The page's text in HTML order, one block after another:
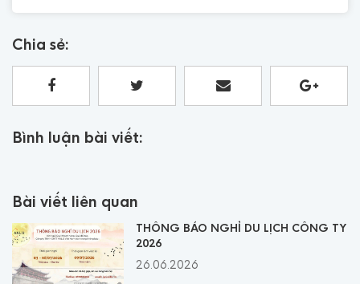
Chia sẻ:
Bình luận bài viết:
Bài viết liên quan
THÔNG BÁO NGHỈ DU LỊCH CÔNG TY
2026
26.06.2026